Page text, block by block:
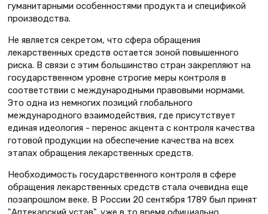
гуманитарными особенностями продукта и спецификой
производства.
Не является секретом, что сфера обращения
лекарственных средств остается зоной повышенного
риска. В связи с этим большинство стран закрепляют на
государственном уровне строгие меры контроля в
соответствии с международными правовыми нормами.
Это одна из немногих позиций глобального
международного взаимодействия, где присутствует
единая идеология - перенос акцента с контроля качества
готовой продукции на обеспечение качества на всех
этапах обращения лекарственных средств.
Необходимость государственного контроля в сфере
обращения лекарственных средств стала очевидна еще
позапрошлом веке. В России 20 сентября 1789 был принят